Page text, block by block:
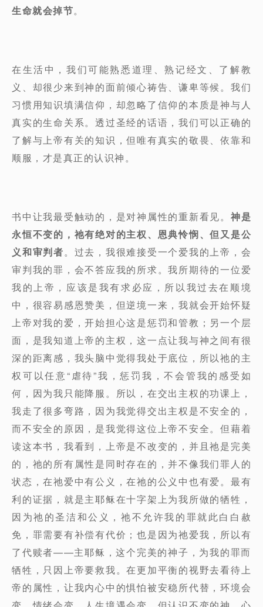
生命就会掉节。
在生活中，我们可能熟悉道理、熟记经文、了解教
义、却很少来到神的面前倾心祷告、谦卑等候。我们
习惯用知识填满信仰，却忽略了信仰的本质是神与人
真实的生命关系。透过圣经的话语，我们可以正确的
了解与上帝有关的知识，但唯有真实的敬畏、依靠和
顺服，才是真正的认识神。
书中让我最受触动的，是对神属性的重新看见。 神是
永恒不变的，祂有绝对的主权、恩典怜悯、但又是公
义和审判者。过去，我很难接受一个爱我的上帝，会
审判我的罪，会不答应我的所求。我所期待的一位爱
我的上帝，应该是我有求必应，所以我过去在顺境
中，很容易感恩赞美，但逆境一来，我就会开始怀疑
上帝对我的爱，开始担心这是惩罚和管教；另一个层
面，是我知道上帝的主权，这一点让我与神之间有很
深的距离感，我头脑中觉得我处于底位，所以祂的主
权可以任意“虐待”我，惩罚我，不会管我的感受如
何，因为我只能降服。所以，在交出主权的功课上，
我走了很多弯路，因为我觉得交出主权是不安全的，
而不安全的原因，是我觉得这位上帝不安全。但藉着
读这本书，我看到，上帝是不改变的，并且祂是完美
的，祂的所有属性是同时存在的，并不像我们罪人的
状态，在祂爱中有公义，在祂的公义中也有爱。最有
利的证据，就是主耶稣在十字架上为我所做的牺牲，
因为祂的圣洁和公义，祂不允许我的罪就此白白赦
免，罪需要有补偿有代价；也是因为祂爱我，所以有
了代赎者——主耶稣，这个完美的神子，为我的罪而
牺牲，只因上帝要救我。在更加平衡的视野去看待上
帝的属性，让我内心中的惧怕被安稳所代替，环境会